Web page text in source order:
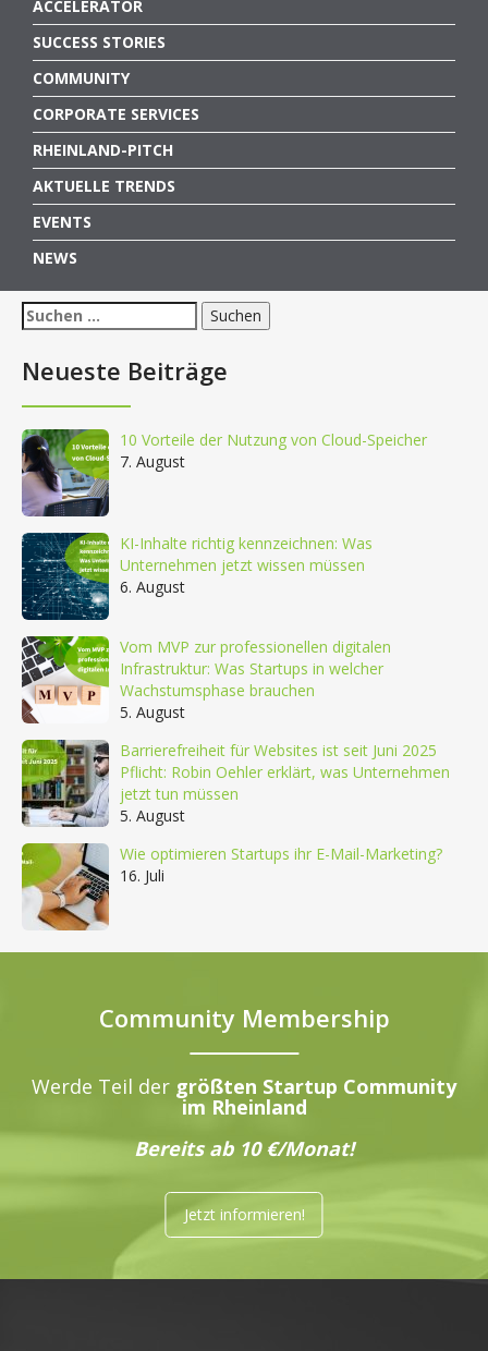
ACCELERATOR
SUCCESS STORIES
COMMUNITY
CORPORATE SERVICES
RHEINLAND-PITCH
AKTUELLE TRENDS
EVENTS
NEWS
Suchen
nach:
Neueste Beiträge
10 Vorteile der Nutzung von Cloud-Speicher
7. August
KI-Inhalte richtig kennzeichnen: Was
Unternehmen jetzt wissen müssen
6. August
Vom MVP zur professionellen digitalen
Infrastruktur: Was Startups in welcher
Wachstumsphase brauchen
5. August
Barrierefreiheit für Websites ist seit Juni 2025
Pflicht: Robin Oehler erklärt, was Unternehmen
jetzt tun müssen
5. August
Wie optimieren Startups ihr E-Mail-Marketing?
16. Juli
Community Membership
Werde Teil der größten Startup Community
im Rheinland
Bereits ab 10 €/Monat!
Jetzt informieren!